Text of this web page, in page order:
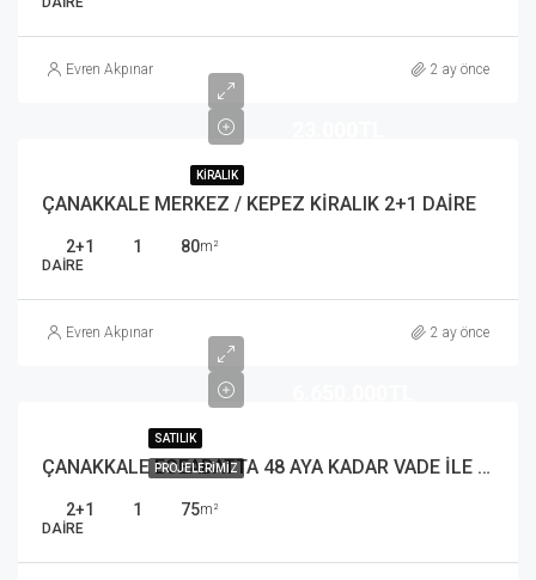
Evren Akpınar 2 ay önce
KIRALIK
ÇANAKKALE MERKEZ / KEPEZ KİRALIK 2+1 DAİRE
2+1 1 80m²
DAIRE
Evren Akpınar 2 ay önce
SATILIK
PROJELERIMIZ ÇANAKKALE ECEABATTA 48 AYA KADAR VADE İLE FIRSAT 2+1 DAİRE
2+1 1 75m²
DAIRE